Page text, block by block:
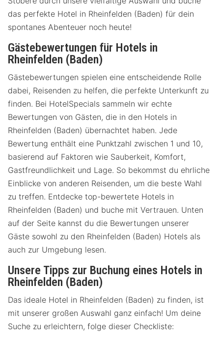
das perfekte Hotel in Rheinfelden (Baden) für dein
spontanes Abenteuer noch heute!
Gästebewertungen für Hotels in
Rheinfelden (Baden)
Gästebewertungen spielen eine entscheidende Rolle
dabei, Reisenden zu helfen, die perfekte Unterkunft zu
finden. Bei HotelSpecials sammeln wir echte
Bewertungen von Gästen, die in den Hotels in
Rheinfelden (Baden) übernachtet haben. Jede
Bewertung enthält eine Punktzahl zwischen 1 und 10,
basierend auf Faktoren wie Sauberkeit, Komfort,
Gastfreundlichkeit und Lage. So bekommst du ehrliche
Einblicke von anderen Reisenden, um die beste Wahl
zu treffen. Entdecke top-bewertete Hotels in
Rheinfelden (Baden) und buche mit Vertrauen. Unten
auf der Seite kannst du die Bewertungen unserer
Gäste sowohl zu den Rheinfelden (Baden) Hotels als
auch zur Umgebung lesen.
Unsere Tipps zur Buchung eines Hotels in
Rheinfelden (Baden)
Das ideale Hotel in Rheinfelden (Baden) zu finden, ist
mit unserer großen Auswahl ganz einfach! Um deine
Suche zu erleichtern, folge dieser Checkliste: